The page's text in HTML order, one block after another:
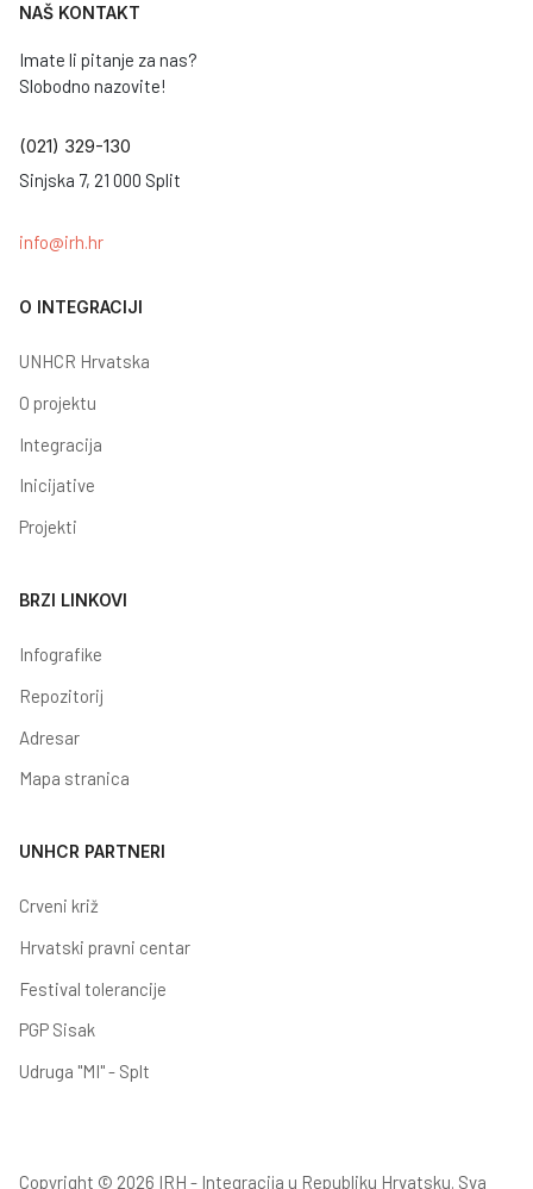
NAŠ KONTAKT
Imate li pitanje za nas?
Slobodno nazovite!
(021) 329-130
Sinjska 7, 21 000 Split
info@irh.hr
O INTEGRACIJI
UNHCR Hrvatska
O projektu
Integracija
Inicijative
Projekti
BRZI LINKOVI
Infografike
Repozitorij
Adresar
Mapa stranica
UNHCR PARTNERI
Crveni križ
Hrvatski pravni centar
Festival tolerancije
PGP Sisak
Udruga "MI" - Splt
Copyright © 2026 IRH - Integracija u Republiku Hrvatsku. Sva